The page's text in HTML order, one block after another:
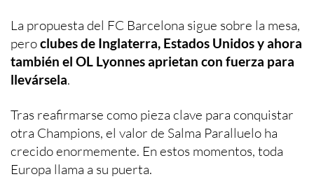
La propuesta del FC Barcelona sigue sobre la mesa,
peroclubes de Inglaterra, Estados Unidos y ahora
también el OL Lyonnes aprietan con fuerza para
llevársela.
Tras reafirmarse como pieza clave para conquistar
otra Champions, el valor de Salma Paralluelo ha
crecido enormemente. En estos momentos, toda
Europa llama a su puerta.